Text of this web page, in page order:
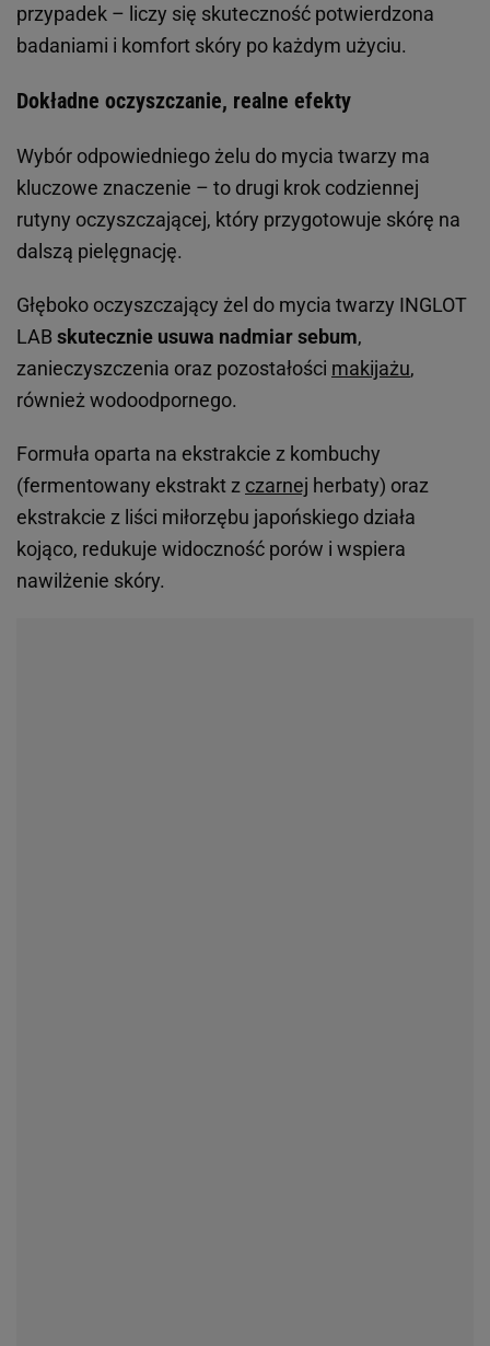
przypadek – liczy się skuteczność potwierdzona
badaniami i komfort skóry po każdym użyciu.
Dokładne oczyszczanie, realne efekty
Wybór odpowiedniego żelu do mycia twarzy ma
kluczowe znaczenie – to drugi krok codziennej
rutyny oczyszczającej, który przygotowuje skórę na
dalszą pielęgnację.
Głęboko oczyszczający żel do mycia twarzy INGLOT
LAB skutecznie usuwa nadmiar sebum,
zanieczyszczenia oraz pozostałości makijażu,
również wodoodpornego.
Formuła oparta na ekstrakcie z kombuchy
(fermentowany ekstrakt z czarnej herbaty) oraz
ekstrakcie z liści miłorzębu japońskiego działa
kojąco, redukuje widoczność porów i wspiera
nawilżenie skóry.